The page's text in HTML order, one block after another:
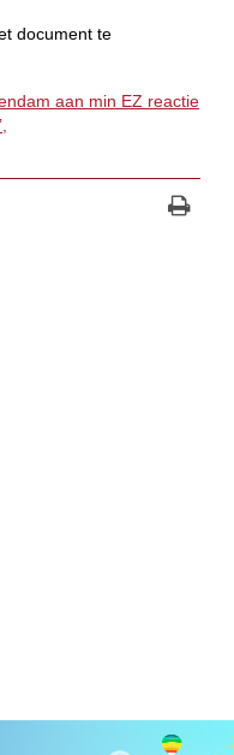
document te
aan min EZ reactie